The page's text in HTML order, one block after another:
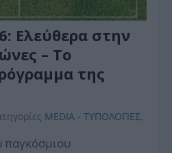
Ελεύθερα στην
– Το
της
MEDIA - ΤΥΠΟΛΟΓΙΕΣ,
παγκόσμιου